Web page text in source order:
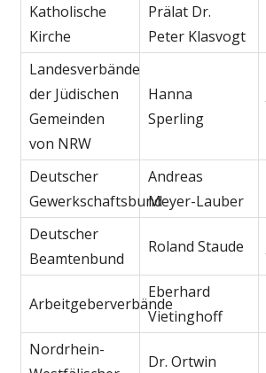
Katholische
Kirche
Prälat Dr.
Peter Klasvogt
Landesverbände
der Jüdischen
Gemeinden
von NRW
Hanna
Sperling
Deutscher
Gewerkschaftsbund
Andreas
Meyer-Lauber
Deutscher
Beamtenbund
Roland Staude
Arbeitgeberverbände
Eberhard
Vietinghoff
Nordrhein-
Dr. Ortwin